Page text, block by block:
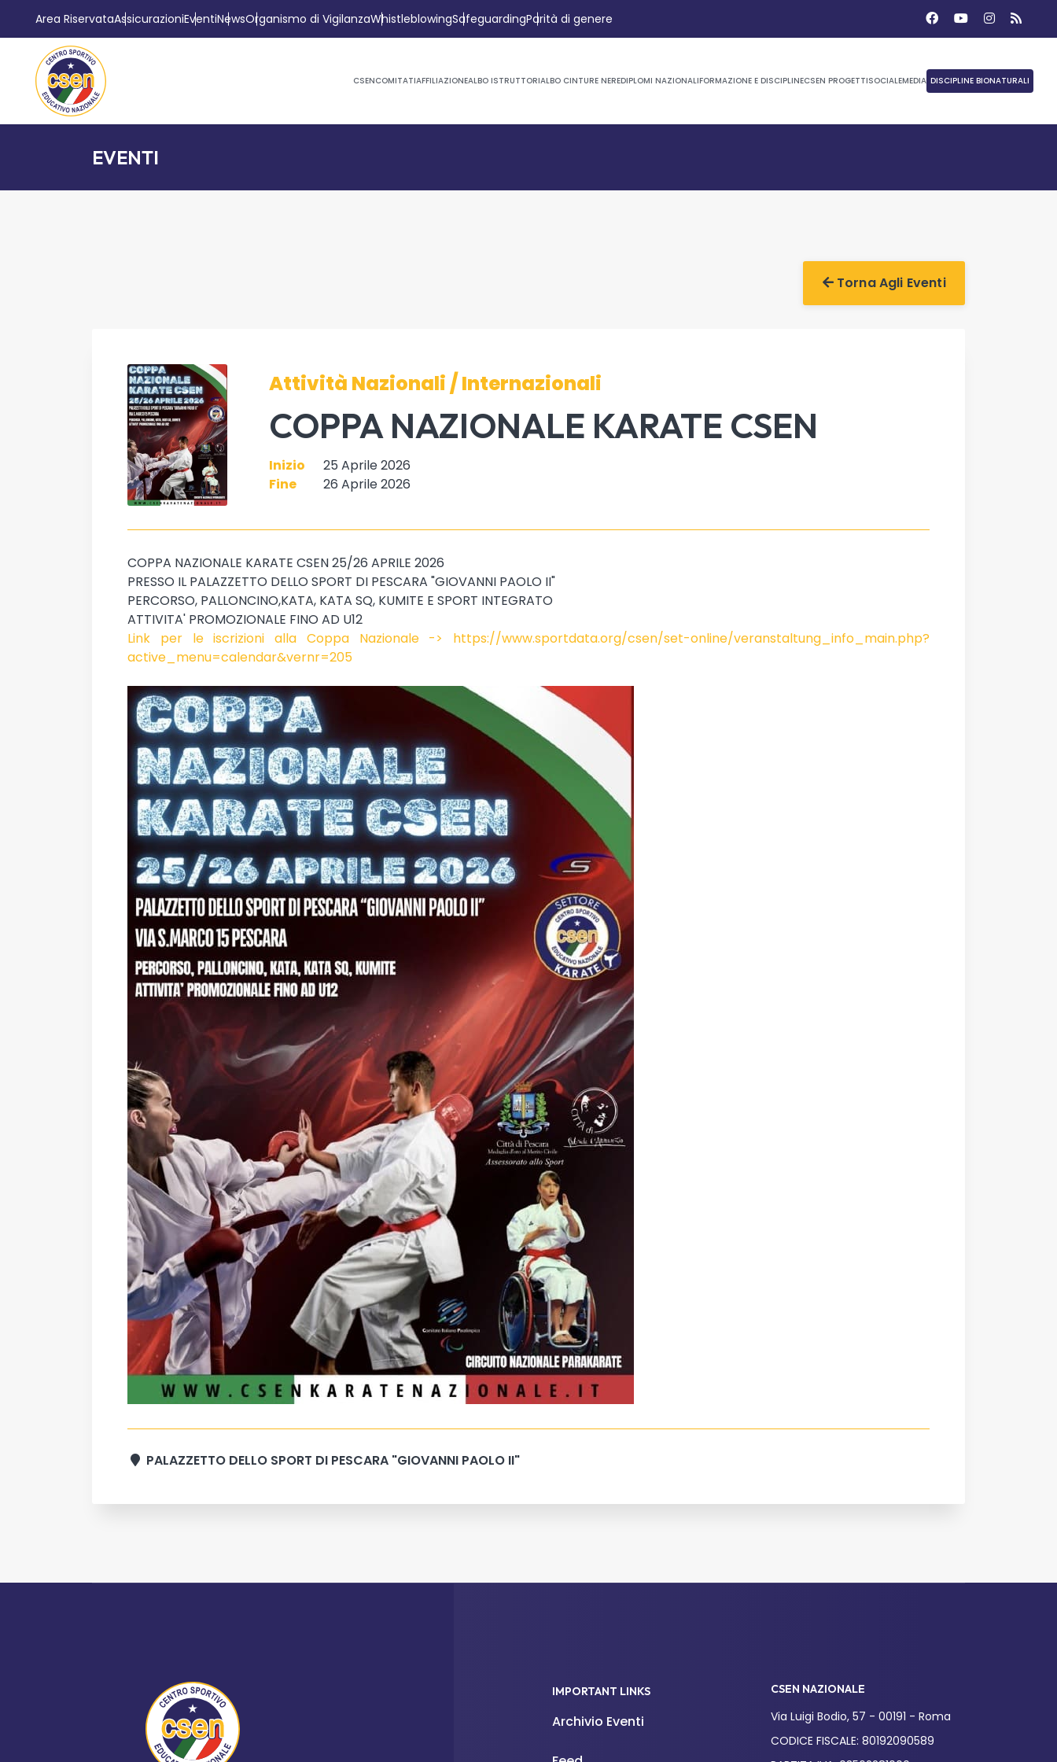
Area RiservataAssicurazioniEventiNewsOrganismo di VigilanzaWhistleblowingSafeguardingParità di genere
CSENCOMITATIAFFILIAZIONEALBO ISTRUTTORIALBO CINTURE NEREDIPLOMI NAZIONALIFORMAZIONE E DISCIPLINECSEN PROGETTISOCIALEMEDIA DISCIPLINE BIONATURALI
EVENTI
Torna Agli Eventi
Attività Nazionali / Internazionali
COPPA NAZIONALE KARATE CSEN
Inizio
25 Aprile 2026
Fine
26 Aprile 2026
COPPA NAZIONALE KARATE CSEN 25/26 APRILE 2026
PRESSO IL PALAZZETTO DELLO SPORT DI PESCARA "GIOVANNI PAOLO II"
PERCORSO, PALLONCINO,KATA, KATA SQ, KUMITE E SPORT INTEGRATO
ATTIVITA' PROMOZIONALE FINO AD U12
Link per le iscrizioni alla Coppa Nazionale -> https://www.sportdata.org/csen/set-online/veranstaltung_info_main.php?
active_menu=calendar&vernr=205
PALAZZETTO DELLO SPORT DI PESCARA "GIOVANNI PAOLO II"
IMPORTANT LINKS
Archivio Eventi
CSEN NAZIONALE
Via Luigi Bodio, 57 - 00191 - Roma
CODICE FISCALE: 80192090589